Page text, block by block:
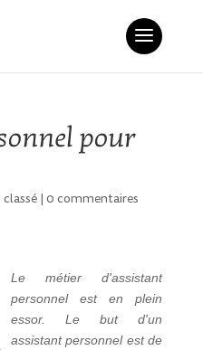
pour
classé| 0 commentaires
Le métier d'assistant
personnel est en plein
essor. Le but d'un
assistant personnel est de